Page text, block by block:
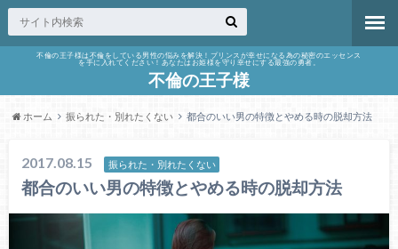
不倫の王子様は不倫をしている男性の悩みを解決！プリンスが幸せになる為の秘密のエッセンス
を手に入れてください！あなたはお姫様を守り幸せにする最強の勇者。
不倫の王子様
ホーム 振られた・別れたくない 都合のいい男の特徴とやめる時の脱却方法
2017.08.15 振られた・別れたくない
都合のいい男の特徴とやめる時の脱却方法